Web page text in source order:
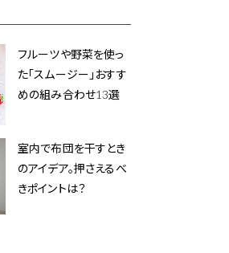
フルーツや野菜を使っ
た「スムージー」おすす
めの組み合わせ13選
室内で布団を干すとき
のアイデア。押さえるべ
きポイントは？